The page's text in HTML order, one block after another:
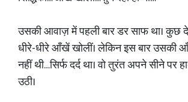
उसकी आवाज़ में पहली बार डर साफ था। कुछ
धीरे-धीरे आँखें खोलीं। लेकिन इस बार उसकी
नहीं थी…सिर्फ दर्द था। वो तुरंत अपने सीने
उठी।